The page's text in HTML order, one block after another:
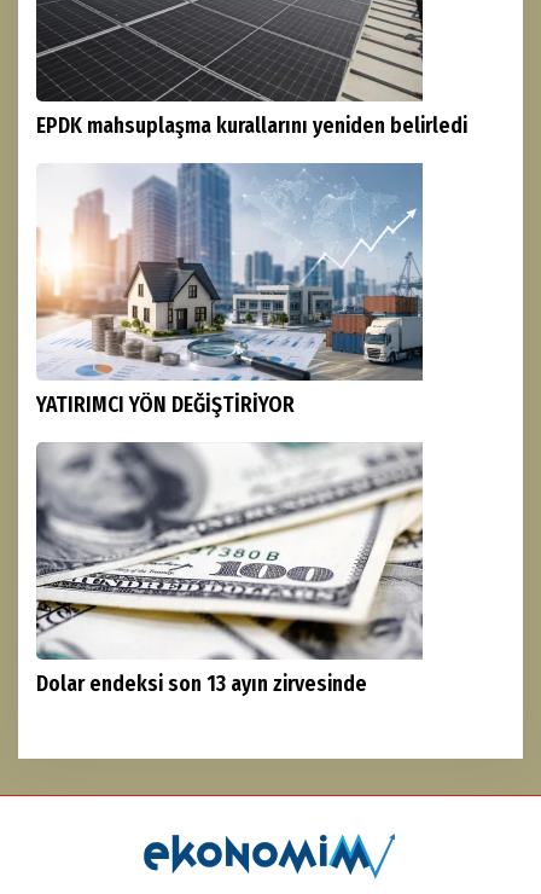
EPDK mahsuplaşma kurallarını yeniden belirledi
YATIRIMCI YÖN DEĞİŞTİRİYOR
Dolar endeksi son 13 ayın zirvesinde